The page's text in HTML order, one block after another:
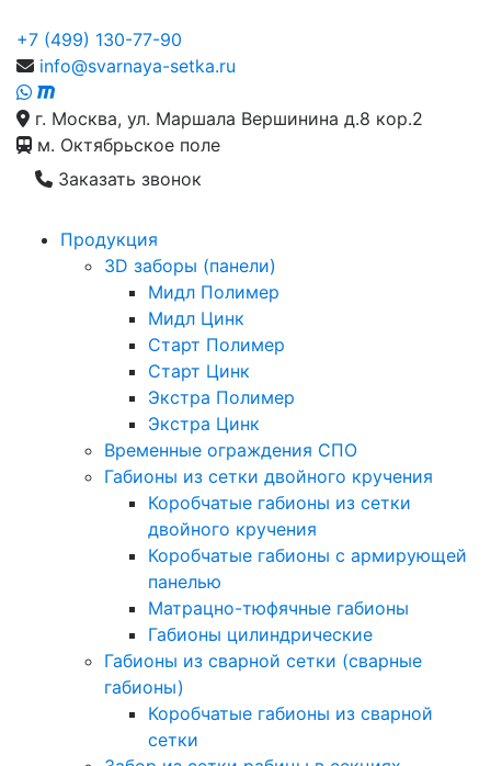
+7 (499) 130-77-90
info@svarnaya-setka.ru
г. Москва, ул. Маршала Вершинина д.8 кор.2
м. Октябрьское поле
Заказать звонок
Продукция
3D заборы (панели)
Мидл Полимер
Мидл Цинк
Старт Полимер
Старт Цинк
Экстра Полимер
Экстра Цинк
Временные ограждения СПО
Габионы из сетки двойного кручения
Коробчатые габионы из сетки
двойного кручения
Коробчатые габионы с армирующей
панелью
Матрацно-тюфячные габионы
Габионы цилиндрические
Габионы из сварной сетки (сварные
габионы)
Коробчатые габионы из сварной
сетки